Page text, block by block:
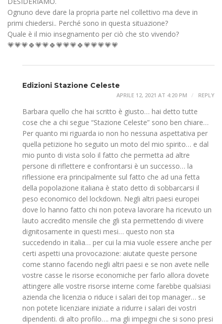
Ognuno deve dare la propria parte nel collettivo ma deve in
primi chiedersi.. Perché sono in questa situazione?
Quale è il mio insegnamento per ciò che sto vivendo?
💗💗💗🍀💗💗🍀💗💗💗🍀💗💗💗💗💗
Edizioni Stazione Celeste
APRILE 12, 2021 AT 4:20 PM REPLY
Barbara quello che hai scritto è giusto… hai detto tutte
cose che a chi segue “Stazione Celeste” sono ben chiare…
Per quanto mi riguarda io non ho nessuna aspettativa per
quella petizione ho seguito un moto del mio spirito… e dal
mio punto di vista solo il fatto che permetta ad altre
persone di riflettere e confrontarsi è un successo… la
riflessione era principalmente sul fatto che ad una fetta
della popolazione italiana è stato detto di sobbarcarsi il
peso economico del lockdown. Negli altri paesi europei
dove lo hanno fatto chi non poteva lavorare ha ricevuto un
lauto accredito mensile che gli sta permettendo di vivere
dignitosamente in questi mesi… questo non sta
succedendo in italia… per cui la mia vuole essere anche per
certi aspetti una provocazione: aiutate queste persone
come stanno facendo negli altri paesi e se non avete nelle
vostre casse le risorse economiche per farlo allora dovete
attingere alle vostre risorse interne come farebbe qualsiasi
azienda che licenzia o riduce i salari dei top manager… se
non potete licenziare iniziate a ridurre i salari dei vostri
dipendenti. di alto profilo…. ma gli impegni che si sono presi